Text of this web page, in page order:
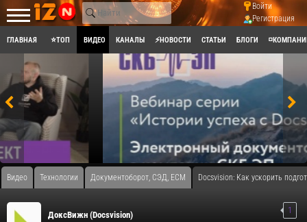
Войти
Регистрация
ГЛАВНАЯ ⭐ТОП ВИДЕО КАНАЛЫ ⚡НОВОСТИ СТАТЬИ БЛОГИ
Видео Технологии Документоборот, СЭД, ECM Docsvision: Как ускорить
ДоксВижн (Docsvision) 1